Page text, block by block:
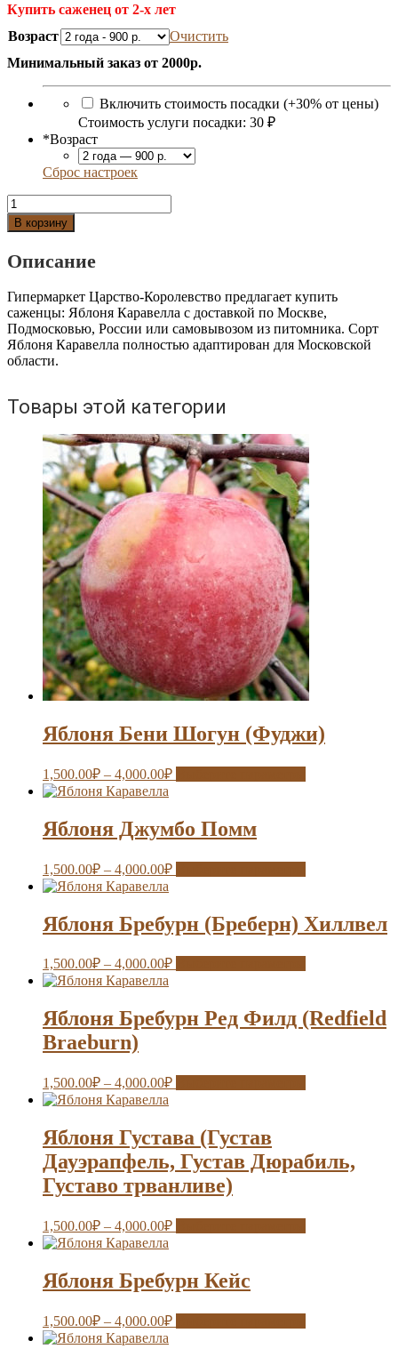
Купить саженец от 2-х лет
Возраст
Очистить
Минимальный заказ от 2000р.
Включить стоимость посадки (+30% от цены)
Стоимость услуги посадки: 30 ₽
*Возраст
Сброс настроек
Количество
Яблоня
Каравелла
В корзину
Описание
Гипермаркет Царство-Королевство предлагает купить
саженцы: Яблоня Каравелла с доставкой по Москве,
Подмосковью, России или самовывозом из питомника. Сорт
Яблоня Каравелла полностью адаптирован для Московской
области.
Товары этой категории
Яблоня Бени Шогун (Фуджи)
1,500.00₽ – 4,000.00₽
Яблоня Джумбо Помм
1,500.00₽ – 4,000.00₽
Яблоня Бребурн (Бреберн) Хиллвел
1,500.00₽ – 4,000.00₽
Яблоня Бребурн Ред Филд (Redfield
Braeburn)
1,500.00₽ – 4,000.00₽
Яблоня Густава (Густав
Дауэрапфель, Густав Дюрабиль,
Густаво трванливе)
1,500.00₽ – 4,000.00₽
Яблоня Бребурн Кейс
1,500.00₽ – 4,000.00₽